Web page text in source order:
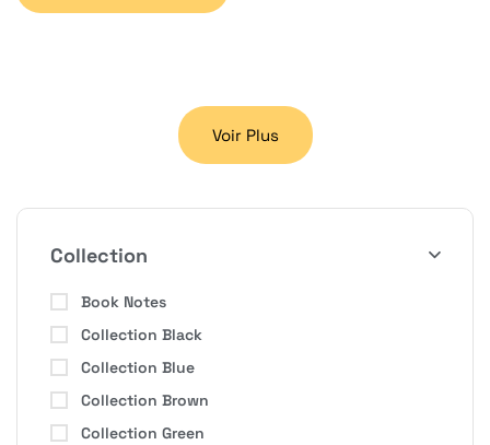
Voir Plus
Collection
Book Notes
Collection Black
Collection Blue
Collection Brown
Collection Green